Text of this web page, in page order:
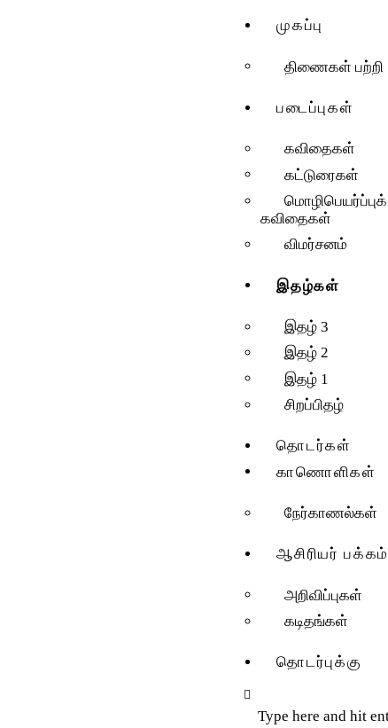
முகப்பு
திணைகள் பற்றி
படைப்புகள்
கவிதைகள்
கட்டுரைகள்
மொழிபெயர்ப்புக்
கவிதைகள்
விமர்சனம்
இதழ்கள்
இதழ் 3
இதழ் 2
இதழ் 1
சிறப்பிதழ்
தொடர்கள்
காணொளிகள்
நேர்காணல்கள்
ஆசிரியர் பக்கம்
அறிவிப்புகள்
கடிதங்கள்
தொடர்புக்கு